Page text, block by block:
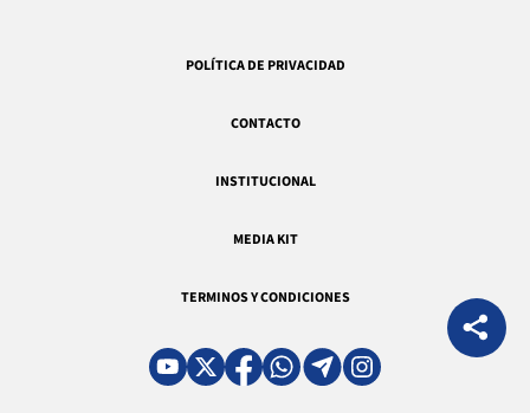
POLÍTICA DE PRIVACIDAD
CONTACTO
INSTITUCIONAL
MEDIA KIT
TERMINOS Y CONDICIONES